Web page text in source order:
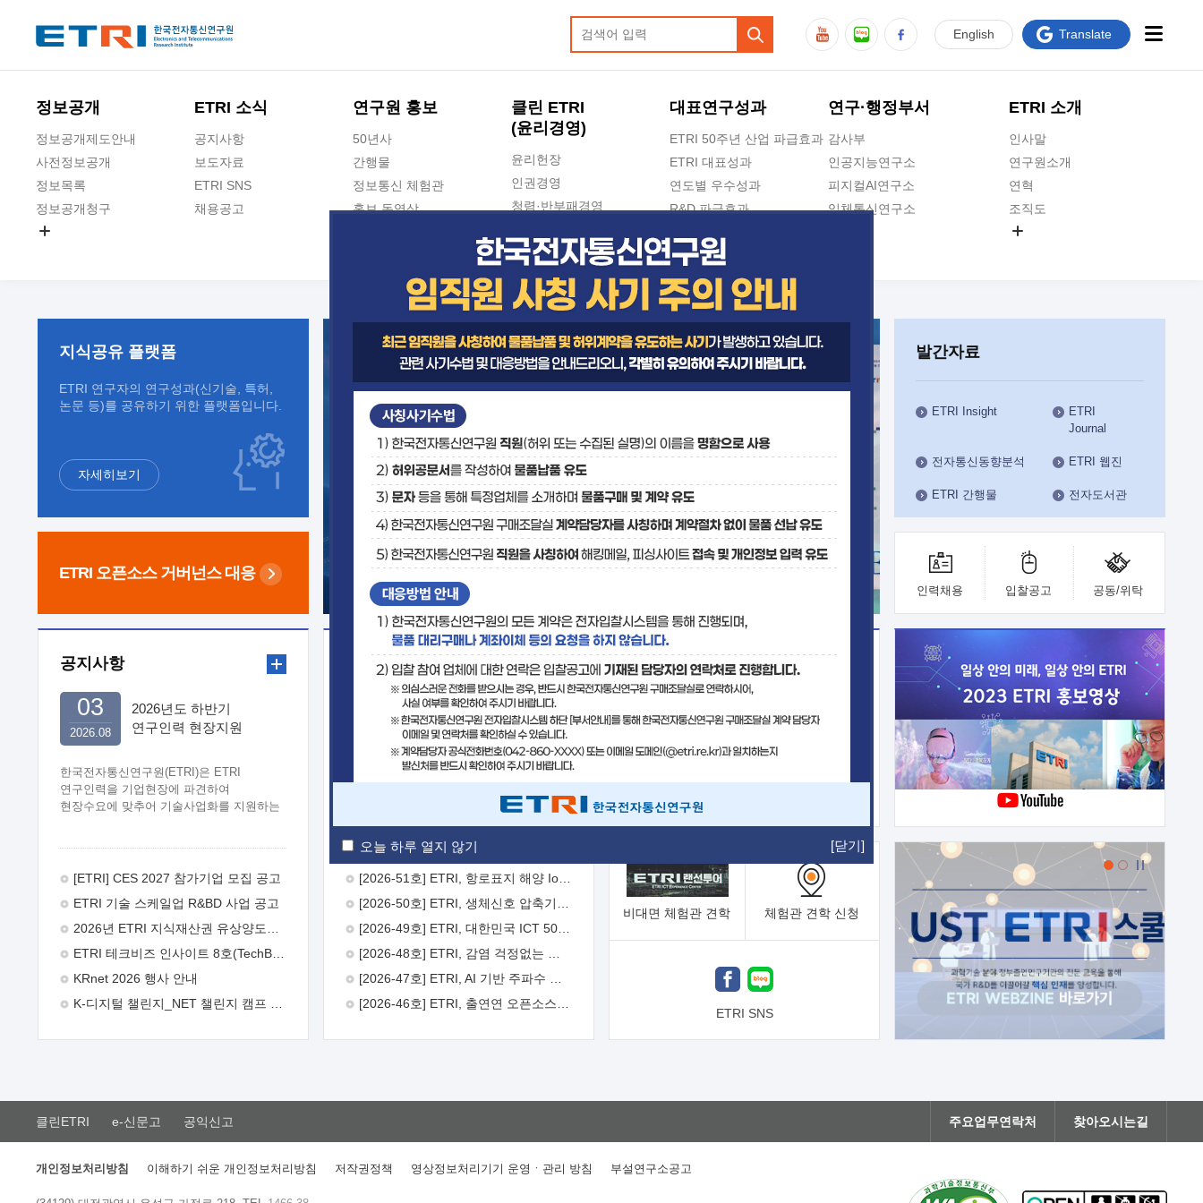
오늘 하루 열지 않기 [닫기]
정보공개
정보공개제도안내
사전정보공개
정보목록
정보공개청구
ETRI 소식
공지사항
보도자료
ETRI SNS
채용공고
연구원 홍보
50년사
간행물
정보통신 체험관
홍보 동영상
클린 ETRI
(윤리경영)
윤리헌장
인권경영
청렴·반부패경영
청렴포털 신고
수의계약 현황
부패징계 현황
감사결과공개
대표연구성과
ETRI 50주년 산업 파급효과
ETRI 대표성과
연도별 우수성과
R&D 파급효과
지식공유플랫폼
연구·행정부서
감사부
인공지능연구소
피지컬AI연구소
입체통신연구소
인공지능안전연구소
우주항공반도체전략연구단
대경권연구본부
호남권연구본부
기획본부
사업화본부
행정본부
대외협력부
ETRI 소개
인사말
연구원소개
연혁
조직도
ETRI CI
English Translate
지식공유 플랫폼
ETRI 연구자의 연구성과(신기술, 특허,
논문 등)를 공유하기 위한 플랫폼입니다.
자세히보기
ETRI 오픈소스 거버넌스 대응
발간자료
ETRI Insight
ETRI
Journal
전자통신동향분석 ETRI 웹진
ETRI 간행물 전자도서관
인력채용 입찰공고 공동/위탁
공지사항
2026년도 하반기
연구인력 현장지원
한국전자통신연구원(ETRI)은 ETRI
연구인력을 기업현장에 파견하여
현장수요에 맞추어 기술사업화를 지원하는
주시기 바랍니다. 2026년 8월
추진목적: ETRI 인력을 기업현장에 파견.
기술지원을 실시함으로써 ETRI 개발기술의
극대화하고, 지원기업을 강견기업으로
육성하고자 함.  신청자격: ETRI
ETRI 창업/연구소기업, 기술이전/출자기업
(2 ~ 3년차) 연봉의 40%  추진일정(1)
희망기업 신청/접수(2)희망인력-희망기업
매칭(3)현장조사/ 선정(심의)(4)협약체결
26일 9월초순 9월 중순 10월 이후*
2026.08
03
[ETRI] CES 2027 참가기업 모집 공고
ETRI 기술 스케일업 R&BD 사업 공고
ETRI 테크비즈 인사이트 8호(TechBiz Insight Vol.8) 발간
KRnet 2026 행사 안내
보도자료
[2026-52호] ETRI, ITU-T 자율주행차 국제표준화 주도한다
기술사업화플랫폼/기술이전
기술예고 중소기업 지원
보유특허 이전가능 기술
융합기술연구생산센터 반도체실험실
비대면 체험관 견학 체험관 견학 신청
ETRI SNS
클린ETRI e-신문고 공익신고 주요업무연락처 찾아오시는길
개인정보처리방침 이해하기 쉬운 개인정보처리방침 저작권정책 영상정보처리기기 운영ㆍ관리 방침 부설연구소공고